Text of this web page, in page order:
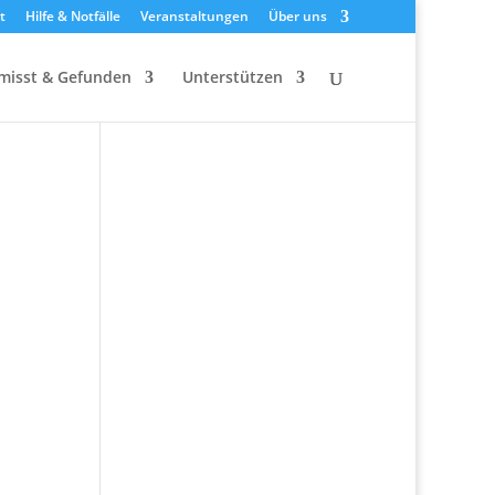
Hilfe & Notfälle Veranstaltungen Über uns
& Gefunden Unterstützen